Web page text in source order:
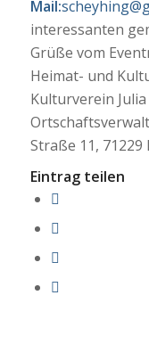
Mail:
interessanten
Grüße vom
Heimat- und
Kulturverein
Straße 11,
Eintrag teilen